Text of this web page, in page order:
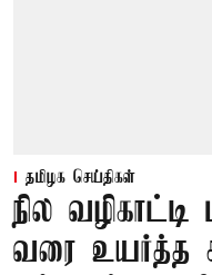
தமிழக செய்திகள்
நில
வரை உயர்த்த